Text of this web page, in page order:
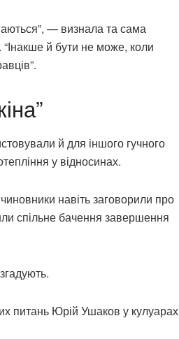
— визнала та сама
“Інакше й бути не може, коли
й для іншого гучного
у відносинах.
чиновники навіть заговорили про
спільне бачення завершення
питань Юрій Ушаков у кулуарах